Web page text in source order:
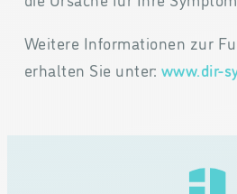
Weitere Informationen zur
erhalten Sie unter: www.dir-